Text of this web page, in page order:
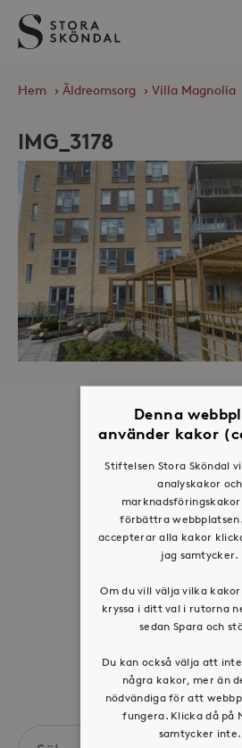
Stora
Sköndal
Hem › Äldreomsorg › Villa Magnolia
IMG_3178
Om oss
Riktlinje för
Jobba hos
Volontär hos
Denna
använder kakor
Stiftelsen Stora Sköndal
analyskakor och
förbättra
accepterar alla kakor
jag samtycker.
Om du vill välja vilka
kryssa i ditt val i rutorna
sedan Spara och
Du kan också välja att
några kakor, mer än
nödvändiga för att
fungera. Klicka då på
samtycker inte.